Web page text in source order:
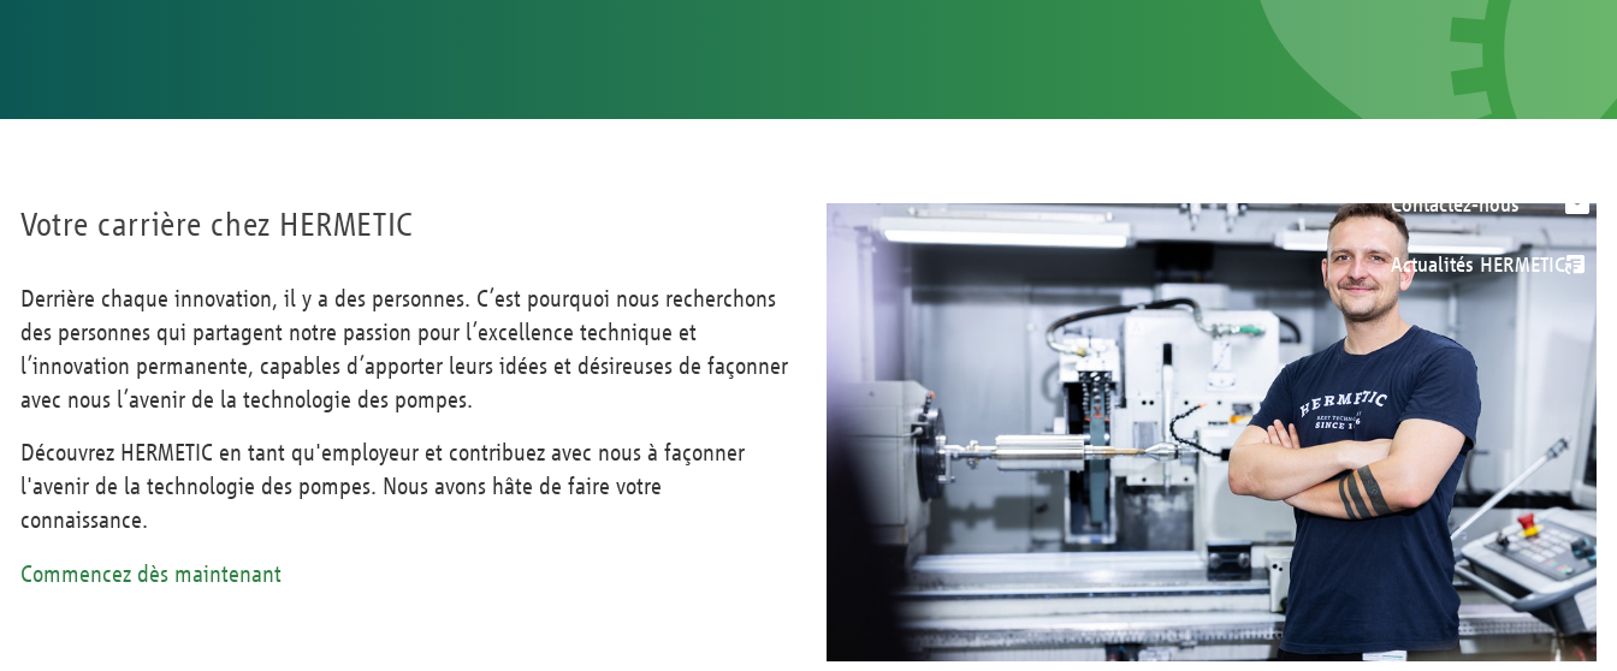
Contactez-nous
Actualités HERMETIC
Votre carrière chez HERMETIC
Derrière chaque innovation, il y a des personnes. C’est pourquoi nous recherchons
des personnes qui partagent notre passion pour l’excellence technique et
l’innovation permanente, capables d’apporter leurs idées et désireuses de façonner
avec nous l’avenir de la technologie des pompes.
Découvrez HERMETIC en tant qu'employeur et contribuez avec nous à façonner
l'avenir de la technologie des pompes. Nous avons hâte de faire votre
connaissance.
Commencez dès maintenant